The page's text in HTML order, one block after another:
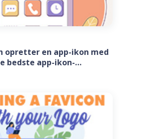
opretter en app-ikon med
bedste app-ikon-